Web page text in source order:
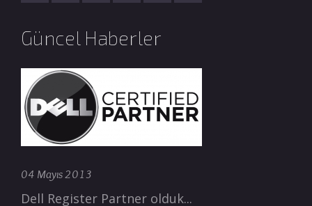
Güncel Haberler
04 Mayıs 2013
Dell Register Partner olduk...